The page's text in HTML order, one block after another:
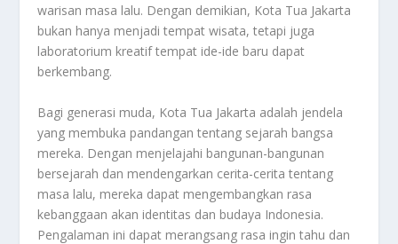
warisan masa lalu. Dengan demikian, Kota Tua Jakarta
bukan hanya menjadi tempat wisata, tetapi juga
laboratorium kreatif tempat ide-ide baru dapat
berkembang.
Bagi generasi muda, Kota Tua Jakarta adalah jendela
yang membuka pandangan tentang sejarah bangsa
mereka. Dengan menjelajahi bangunan-bangunan
bersejarah dan mendengarkan cerita-cerita tentang
masa lalu, mereka dapat mengembangkan rasa
kebanggaan akan identitas dan budaya Indonesia.
Pengalaman ini dapat merangsang rasa ingin tahu dan